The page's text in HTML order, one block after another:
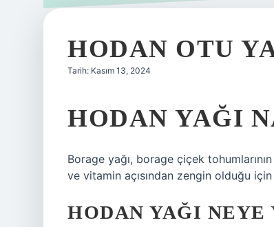
HODAN OTU
Tarih: Kasım 13, 2024
HODAN YAĞI
Borage yağı, borage çiçek
ve vitamin açısından zengin olduğu için
HODAN YAĞI NEYE